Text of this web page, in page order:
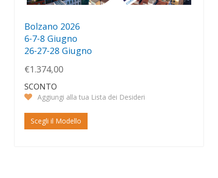
Bolzano 2026
6-7-8 Giugno
26-27-28 Giugno
€1.374,00
SCONTO
Aggiungi alla tua Lista dei Desideri
Scegli il Modello